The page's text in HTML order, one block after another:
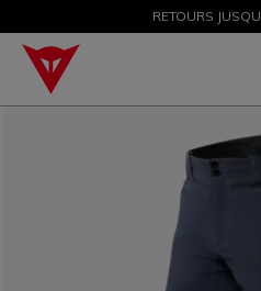
SOLDES JUSQU'À-50 % –
RETOURS